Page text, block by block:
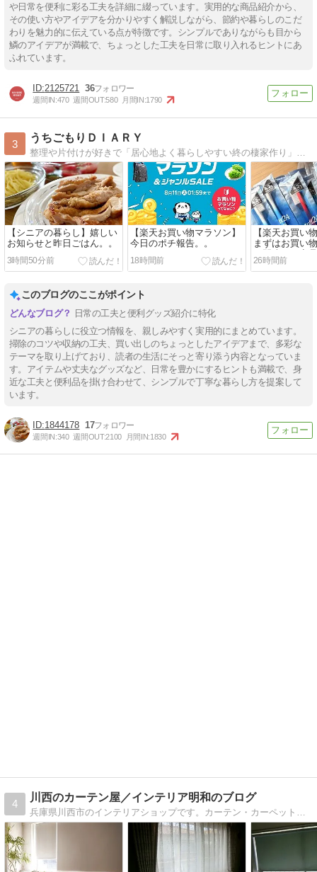
や日常を便利に彩る工夫を詳細に綴っています。実用的な商品紹介から、
その使い方やアイデアを分かりやすく解説しながら、節約や暮らしのこだ
わりを魅力的に伝えている点が特徴です。シンプルでありながらも目から
鱗のアイデアが満載で、ちょっとした工夫を日常に取り入れるヒントにあ
ふれています。
2125721 36
週間IN:470 週間OUT:580 月間IN:1790
3
うちごもりＤＩＡＲＹ
【シニアの暮らし】嬉しい
お知らせと昨日ごはん。。
3時間50分前
【楽天お買い物マラソン】
今日のポチ報告。。
18時間前
【楽天お買い
まずはお買い
／間違った商
26時間前
このブログのここがポイント
日常の工夫と便利グッズ紹介に特化
シニアの暮らしに役立つ情報を、親しみやすく実用的にまとめています。
掃除のコツや収納の工夫、買い出しのちょっとしたアイデアまで、多彩な
テーマを取り上げており、読者の生活にそっと寄り添う内容となっていま
す。アイテムや丈夫なグッズなど、日常を豊かにするヒントも満載で、身
近な工夫と便利品を掛け合わせて、シンプルで丁寧な暮らし方を提案して
います。
1844178 17
週間IN:340 週間OUT:2100 月間IN:1830
4
川西のカーテン屋／インテリア明和のブログ
兵庫県川西市のインテリアショップです。カーテン・カーペットに関する情報や日々の出来事についてお伝えします。